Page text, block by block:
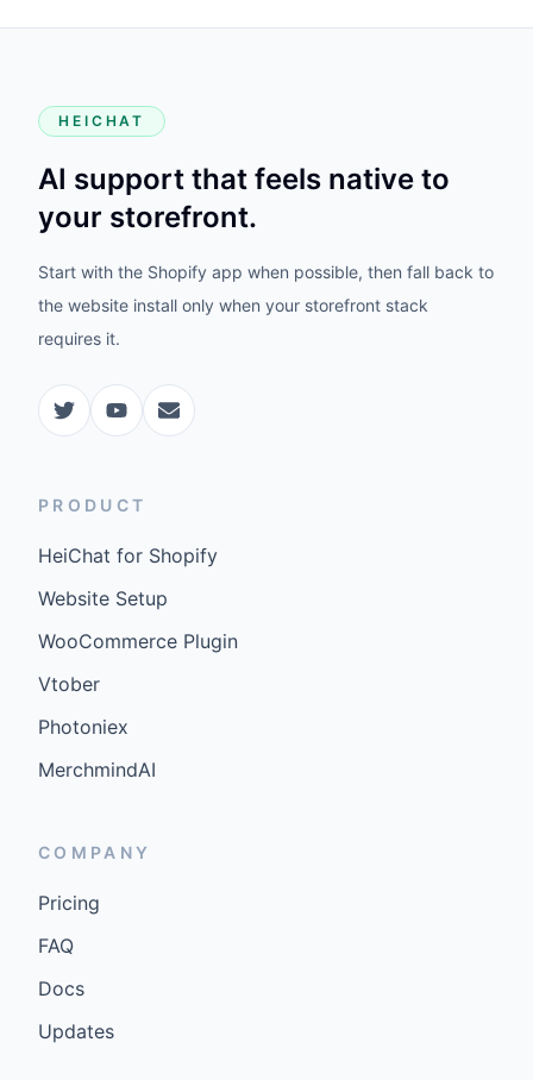
HEICHAT
AI support that feels native to
your storefront.
Start with the Shopify app when possible, then fall back to
the website install only when your storefront stack
requires it.
PRODUCT
HeiChat for Shopify
Website Setup
WooCommerce Plugin
Vtober
Photoniex
MerchmindAI
COMPANY
Pricing
FAQ
Docs
Updates